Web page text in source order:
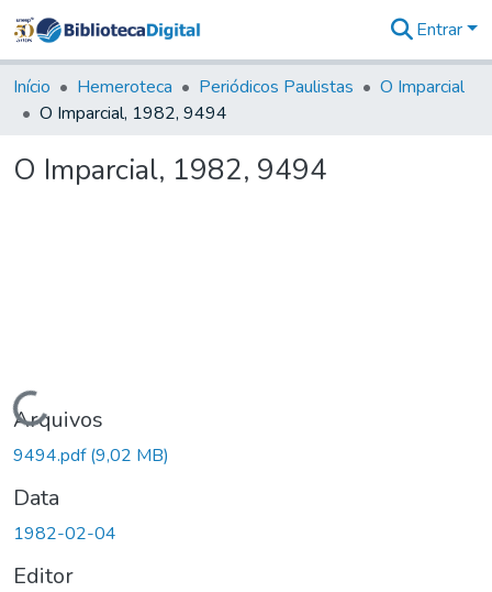
&
Coleções
Tudo na
Digital
Entrar
Início Hemeroteca Periódicos Paulistas
O Imparcial
O Imparcial, 1982, 9494
O Imparcial, 1982, 9494
Carregando...
Arquivos
9494.pdf(9,02 MB)
Data
1982-02-04
Editor